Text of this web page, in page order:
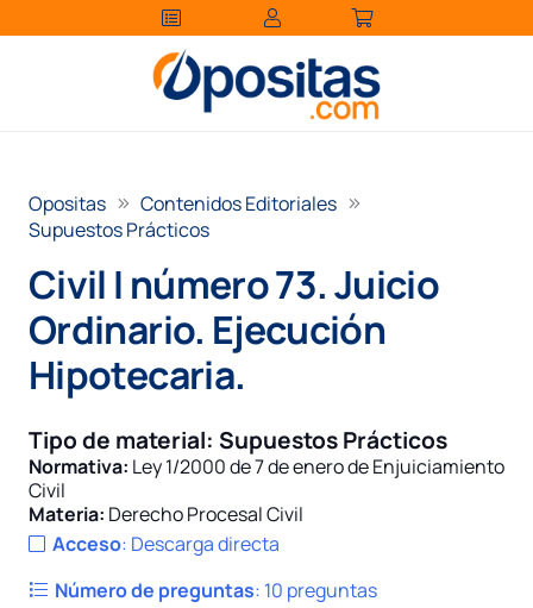
Opositas
Contenidos Editoriales
Supuestos Prácticos
Civil I número 73. Juicio
Ordinario. Ejecución
Hipotecaria.
Tipo de material: Supuestos Prácticos
Normativa: Ley 1/2000 de 7 de enero de Enjuiciamiento
Civil
Materia: Derecho Procesal Civil
Acceso: Descarga directa
Número de preguntas: 10 preguntas